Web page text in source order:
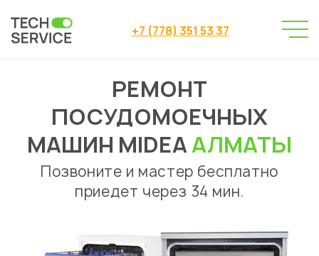
+7 (778) 351 53 37
Сервисный центр
Ремонт посудомоечных машин
РЕМОНТ
ПОСУДОМОЕЧНЫХ
МАШИН MIDEAАЛМАТЫ
Позвоните и мастер бесплатно
приедет через 34 мин.